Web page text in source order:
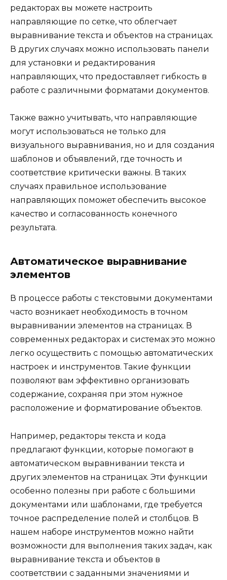
редакторах вы можете настроить
направляющие по сетке, что облегчает
выравнивание текста и объектов на страницах.
В других случаях можно использовать панели
для установки и редактирования
направляющих, что предоставляет гибкость в
работе с различными форматами документов.
Также важно учитывать, что направляющие
могут использоваться не только для
визуального выравнивания, но и для создания
шаблонов и объявлений, где точность и
соответствие критически важны. В таких
случаях правильное использование
направляющих поможет обеспечить высокое
качество и согласованность конечного
результата.
Автоматическое выравнивание
элементов
В процессе работы с текстовыми документами
часто возникает необходимость в точном
выравнивании элементов на страницах. В
современных редакторах и системах это можно
легко осуществить с помощью автоматических
настроек и инструментов. Такие функции
позволяют вам эффективно организовать
содержание, сохраняя при этом нужное
расположение и форматирование объектов.
Например, редакторы текста и кода
предлагают функции, которые помогают в
автоматическом выравнивании текста и
других элементов на страницах. Эти функции
особенно полезны при работе с большими
документами или шаблонами, где требуется
точное распределение полей и столбцов. В
нашем наборе инструментов можно найти
возможности для выполнения таких задач, как
выравнивание текста и объектов в
соответствии с заданными значениями и